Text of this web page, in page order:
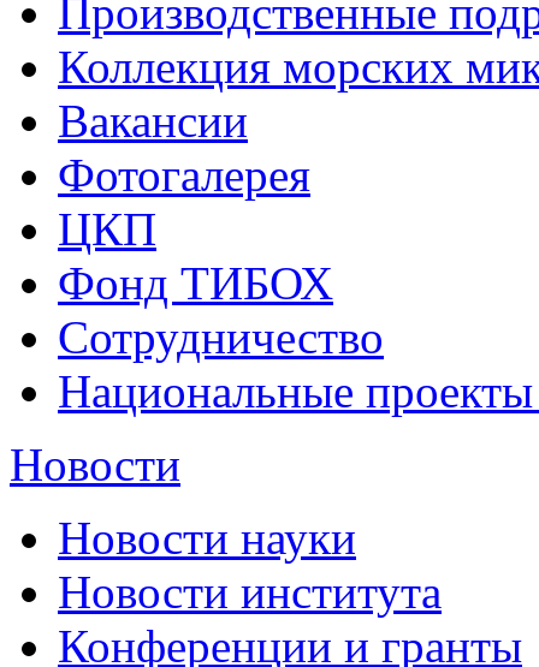
Производственные
Коллекция морских
Вакансии
Фотогалерея
ЦКП
Фонд ТИБОХ
Сотрудничество
Национальные
Новости
Новости науки
Новости института
Конференции и гранты